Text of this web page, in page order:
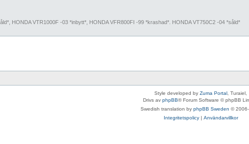
HONDA VTR1000F -03 *inbytt*, HONDA VFR800FI -99 *krashad*. HONDA VT750C2 -04 *såld*
Style developed by Zuma Portal , Turaiel,
Drivs av phpBB® Forum Software © phpBB
Swedish translation by phpBB Sweden ©
Integritetspolicy| Användarvillkor